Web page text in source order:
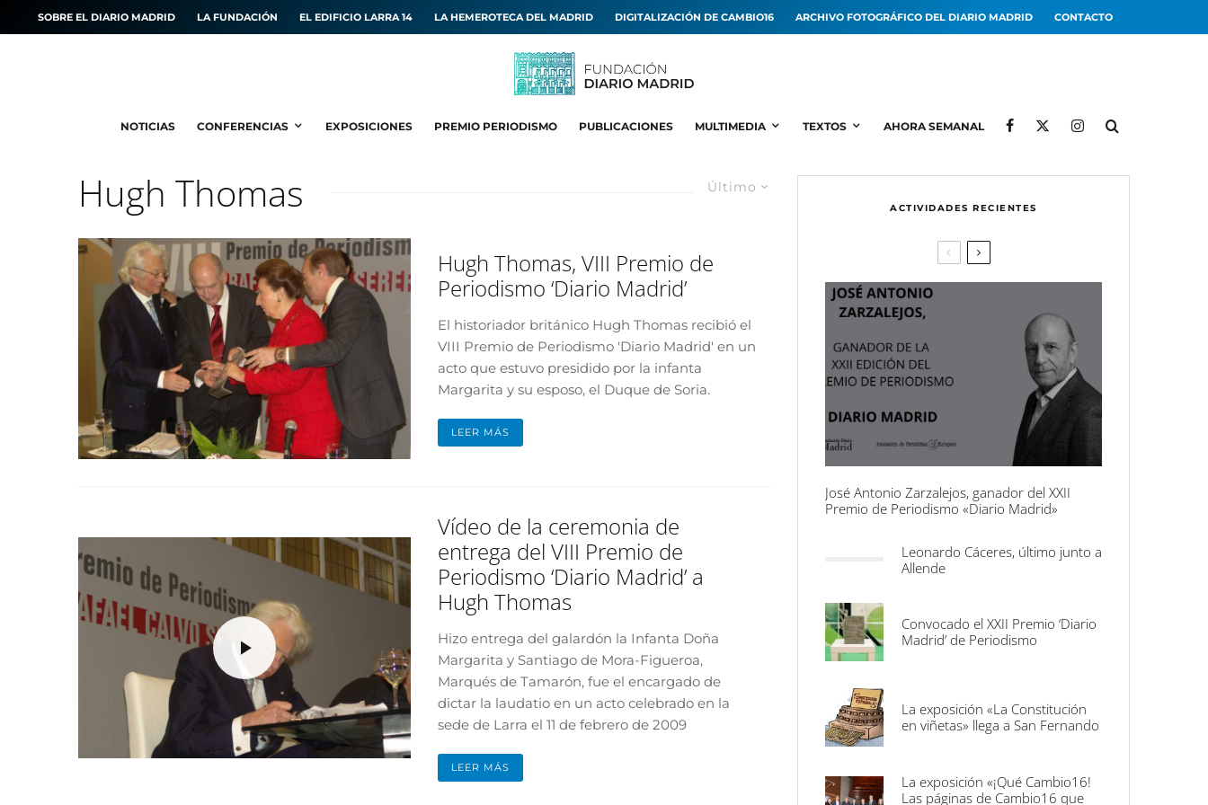
SOBRE EL DIARIO MADRID LA FUNDACIÓN EL EDIFICIO LARRA 14 LA HEMEROTECA DEL MADRID DIGITALIZACIÓN DE CAMBIO16 ARCHIVO FOTOGRÁFICO DEL DIARIO MADRID CONTACTO
NOTICIAS CONFERENCIAS EXPOSICIONES PREMIO PERIODISMO PUBLICACIONES MULTIMEDIA TEXTOS AHORA SEMANAL
Último
Hugh Thomas
Hugh Thomas, VIII Premio de
Periodismo ‘Diario Madrid’
El historiador británico Hugh Thomas recibió el
VIII Premio de Periodismo 'Diario Madrid' en un
acto que estuvo presidido por la infanta
Margarita y su esposo, el Duque de Soria.
LEER MÁS
Vídeo de la ceremonia de
entrega del VIII Premio de
Periodismo ‘Diario Madrid’ a
Hugh Thomas
Hizo entrega del galardón la Infanta Doña
Margarita y Santiago de Mora-Figueroa,
Marqués de Tamarón, fue el encargado de
dictar la laudatio en un acto celebrado en la
sede de Larra el 11 de febrero de 2009
LEER MÁS
ACTIVIDADES RECIENTES
José Antonio Zarzalejos, ganador del XXII
Premio de Periodismo «Diario Madrid»
Leonardo Cáceres, último junto a
Allende
Convocado el XXII Premio ‘Diario
Madrid’ de Periodismo
La exposición «La Constitución
en viñetas» llega a San Fernando
La exposición «¡Qué Cambio16!
Las páginas de Cambio16 que